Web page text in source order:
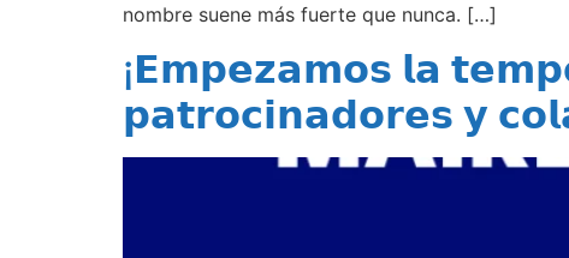
nombre suene más fuerte que nunca. […]
¡𝗘𝗺𝗽𝗲𝘇𝗮𝗺𝗼𝘀 𝗹𝗮
𝗽𝗮𝘁𝗿𝗼𝗰𝗶𝗻𝗮𝗱𝗼𝗿𝗲𝘀 𝘆